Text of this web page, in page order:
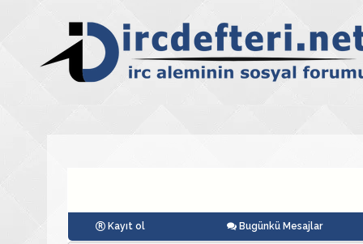
Kayıt ol Bugünkü Mesajlar